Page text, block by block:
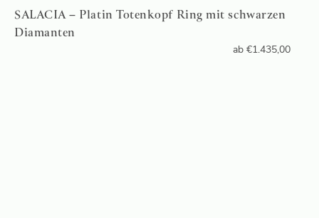
SALACIA – Platin Totenkopf Ring mit schwarzen
Diamanten
ab €1.435,00